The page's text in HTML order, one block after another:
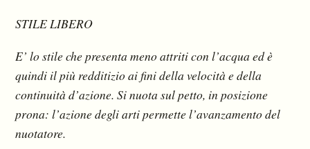
STILE LIBERO
E’ lo stile che presenta meno attriti con l’acqua ed è
quindi il più redditizio ai fini della velocità e della
continuità d’azione. Si nuota sul petto, in posizione
prona: l’azione degli arti permette l’avanzamento del
nuotatore.